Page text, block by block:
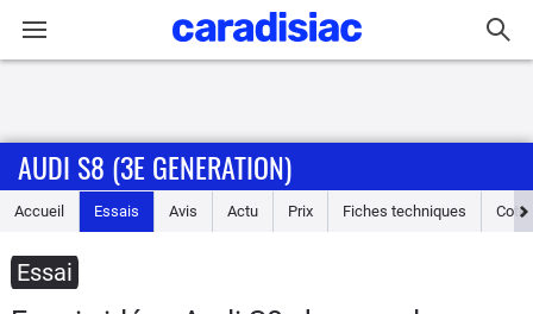
Accueil
Essais
AUDI S8 (3E GENERATION)
Accueil Essais Avis Actu Prix Fiches techniques Cote
Essai